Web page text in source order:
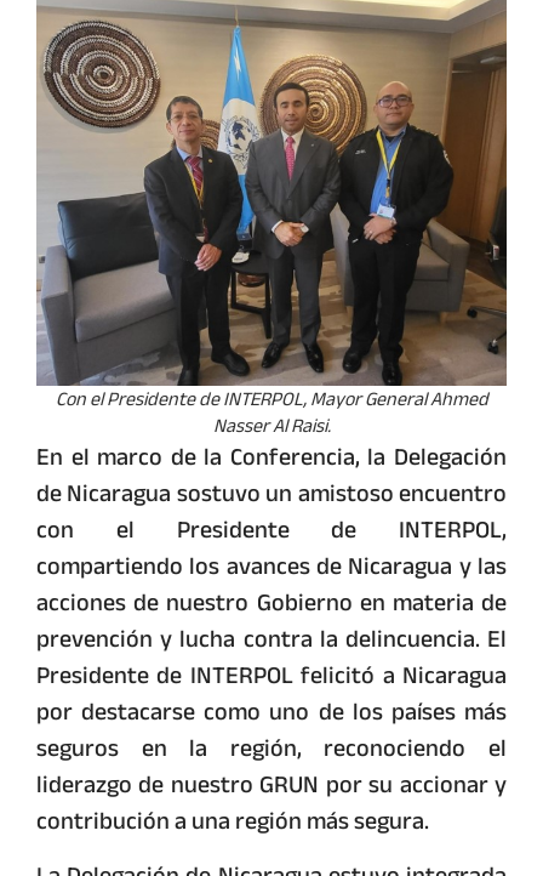
Con el Presidente de INTERPOL, Mayor General Ahmed
Nasser Al Raisi.
En el marco de la Conferencia, la Delegación
de Nicaragua sostuvo un amistoso encuentro
con el Presidente de INTERPOL,
compartiendo los avances de Nicaragua y las
acciones de nuestro Gobierno en materia de
prevención y lucha contra la delincuencia. El
Presidente de INTERPOL felicitó a Nicaragua
por destacarse como uno de los países más
seguros en la región, reconociendo el
liderazgo de nuestro GRUN por su accionar y
contribución a una región más segura.